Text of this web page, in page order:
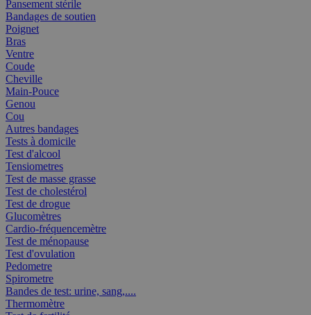
Pansement stérile
Bandages de soutien
Poignet
Bras
Ventre
Coude
Cheville
Main-Pouce
Genou
Cou
Autres bandages
Tests à domicile
Test d'alcool
Tensiometres
Test de masse grasse
Test de cholestérol
Test de drogue
Glucomètres
Cardio-fréquencemètre
Test de ménopause
Test d'ovulation
Pedometre
Spirometre
Bandes de test: urine, sang,....
Thermomètre